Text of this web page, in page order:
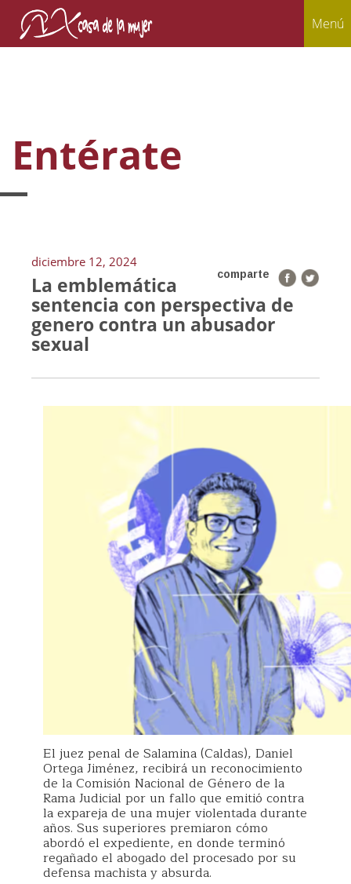
Menú
Entérate
diciembre 12, 2024
comparte
La emblemática
sentencia con perspectiva de
genero contra un abusador
sexual
El juez penal de Salamina (Caldas), Daniel
Ortega Jiménez, recibirá un reconocimiento
de la Comisión Nacional de Género de la
Rama Judicial por un fallo que emitió contra
la expareja de una mujer violentada durante
años. Sus superiores premiaron cómo
abordó el expediente, en donde terminó
regañado el abogado del procesado por su
defensa machista y absurda.